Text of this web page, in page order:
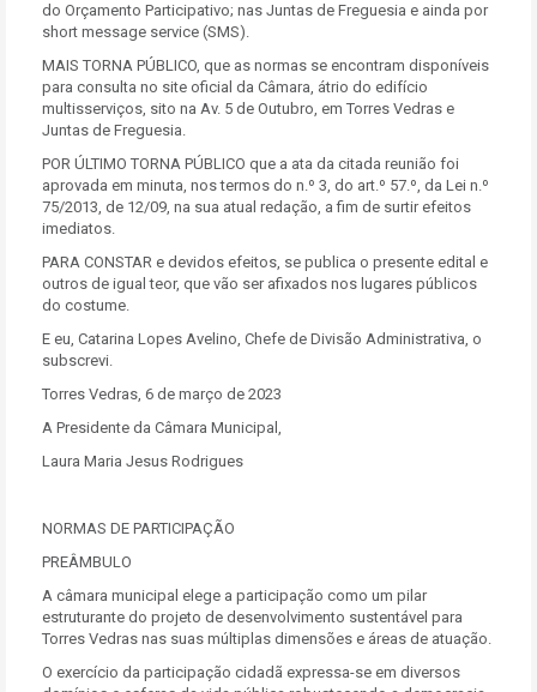
do Orçamento Participativo; nas Juntas de Freguesia e ainda por
short message service (SMS).
MAIS TORNA PÚBLICO, que as normas se encontram disponíveis
para consulta no site oficial da Câmara, átrio do edifício
multisserviços, sito na Av. 5 de Outubro, em Torres Vedras e
Juntas de Freguesia.
POR ÚLTIMO TORNA PÚBLICO que a ata da citada reunião foi
aprovada em minuta, nos termos do n.º 3, do art.º 57.º, da Lei n.º
75/2013, de 12/09, na sua atual redação, a fim de surtir efeitos
imediatos.
PARA CONSTAR e devidos efeitos, se publica o presente edital e
outros de igual teor, que vão ser afixados nos lugares públicos
do costume.
E eu, Catarina Lopes Avelino, Chefe de Divisão Administrativa, o
subscrevi.
Torres Vedras, 6 de março de 2023
A Presidente da Câmara Municipal,
Laura Maria Jesus Rodrigues
NORMAS DE PARTICIPAÇÃO
PREÂMBULO
A câmara municipal elege a participação como um pilar
estruturante do projeto de desenvolvimento sustentável para
Torres Vedras nas suas múltiplas dimensões e áreas de atuação.
O exercício da participação cidadã expressa-se em diversos